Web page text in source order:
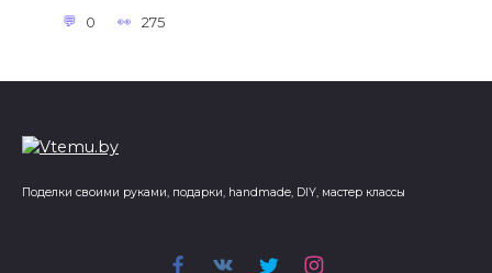
0 275
Поделки своими руками, подарки, handmade, DIY, мастер классы